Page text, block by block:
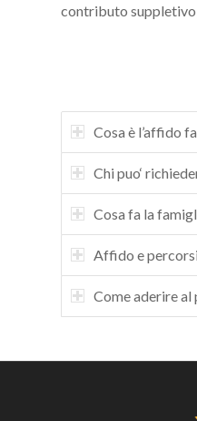
contributo
Cosa è l’affido
Chi puo‘
Cosa fa la
Affido e
Come aderire